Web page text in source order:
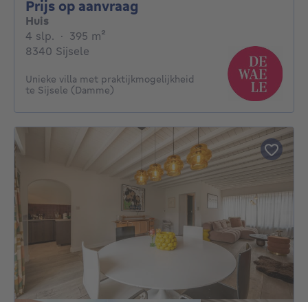
Prijs op aanvraag
Huis
4 slp. 4 slaapkamers
· 395 m²
8340 Sijsele
Unieke villa met praktijkmogelijkheid
te Sijsele (Damme)